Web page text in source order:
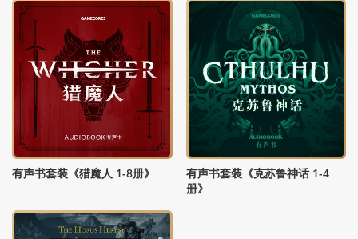
有声书套装《猎魔人 1-8册》
有声书套装《克苏鲁神话 1-4
册》